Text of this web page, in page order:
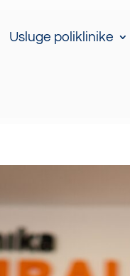
Usluge poliklinike